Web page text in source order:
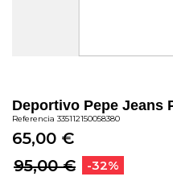
Deportivo Pepe Jeans
Referencia 335112150058380
65,00 €
95,00 €
-32%